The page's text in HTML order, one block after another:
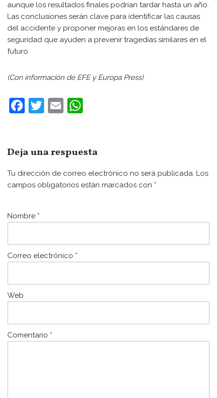
aunque los resultados finales podrían tardar hasta un año.
Las conclusiones serán clave para identificar las causas
del accidente y proponer mejoras en los estándares de
seguridad que ayuden a prevenir tragedias similares en el
futuro.
(Con información de EFE y Europa Press)
F
e
b
o
k
T
er
E
l
s
A
p
Deja una respuesta
Tu dirección de correo electrónico no será publicada. Los
campos obligatorios están marcados con *
Nombre *
Correo electrónico *
Web
Comentario *